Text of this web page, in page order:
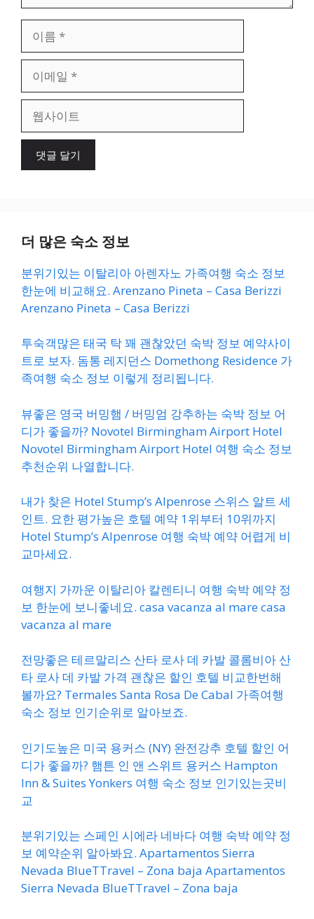
일
이
더 많은 숙소 정보
분위기있는 이탈리아 아렌자노 가족여행 숙소 정보
한눈에 비교해요. Arenzano Pineta – Casa Berizzi
Arenzano Pineta – Casa Berizzi
투숙객많은 태국 탁 꽤 괜찮았던 숙박 정보 예약사이
트로 보자. 돔통 레지던스 Domethong Residence 가
족여행 숙소 정보 이렇게 정리됩니다.
뷰좋은 영국 버밍햄 / 버밍엄 강추하는 숙박 정보 어
디가 좋을까? Novotel Birmingham Airport Hotel
Novotel Birmingham Airport Hotel 여행 숙소 정보
추천순위 나열합니다.
내가 찾은 Hotel Stump’s Alpenrose 스위스 알트 세
인트. 요한 평가높은 호텔 예약 1위부터 10위까지
Hotel Stump’s Alpenrose 여행 숙박 예약 어렵게 비
교마세요.
여행지 가까운 이탈리아 칼렌티니 여행 숙박 예약 정
보 한눈에 보니좋네요. casa vacanza al mare casa
vacanza al mare
전망좋은 테르말리스 산타 로사 데 카발 콜롬비아 산
타 로사 데 카발 가격 괜찮은 할인 호텔 비교한번해
볼까요? Termales Santa Rosa De Cabal 가족여행
숙소 정보 인기순위로 알아보죠.
인기도높은 미국 용커스 (NY) 완전강추 호텔 할인 어
디가 좋을까? 햄튼 인 앤 스위트 용커스 Hampton
Inn & Suites Yonkers 여행 숙소 정보 인기있는곳비
교
분위기있는 스페인 시에라 네바다 여행 숙박 예약 정
보 예약순위 알아봐요. Apartamentos Sierra
Nevada BlueTTravel – Zona baja Apartamentos
Sierra Nevada BlueTTravel – Zona baja